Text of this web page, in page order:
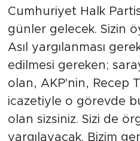
Cumhuriyet Halk
günler gelecek. Sizin
Asıl yargılanması
edilmesi gereken;
olan, AKP'nin, Recep
icazetiyle o görevde
olan sizsiniz. Sizi de
yargılayacak. Bizim